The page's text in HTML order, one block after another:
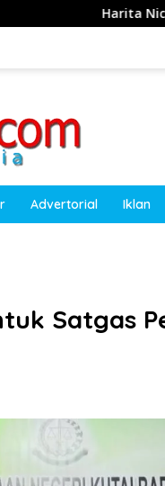
Nickel Mengucapkan
Advertorial Iklan
Satgas